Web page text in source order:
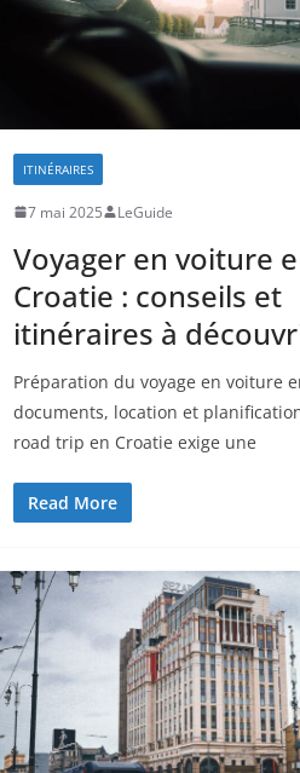
ITINÉRAIRES
7 mai 2025 LeGuide
Voyager en voiture
Croatie : conseils et
itinéraires à
Préparation du voyage en voiture
documents, location et
road trip en Croatie exige une
Read More